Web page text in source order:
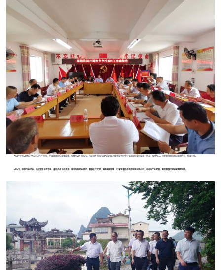
为进一步推进全区“万企兴万村”行动，巩固拓展脱贫攻坚成果，全面推进乡村振兴，市实施乡村振兴战略指挥部对桂林72个脱贫村安排部分重点企业（单位）结对帮扶。桂林南药积极响应政府号召，快速行动。
6月2日，桂林市委常委、统战部部长蒋育亮、灌阳县县长孙清洪、桂林南药党委书记、董事长王文学、副总裁程琳等一行来到灌阳县洞井瑶族乡椅山村，就当地产业发展、教育等情况实地考察并座谈。